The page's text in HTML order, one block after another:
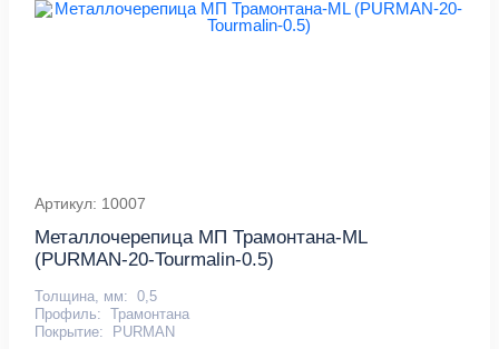
Артикул: 10007
Металлочерепица МП Трамонтана-ML
(PURMAN-20-Tourmalin-0.5)
Толщина, мм: 0,5
Профиль: Трамонтана
Покрытие:
PURMAN